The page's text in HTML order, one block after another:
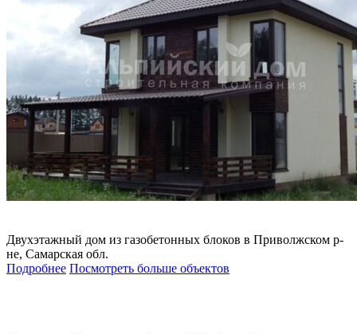
Двухэтажный дом из газобетонных блоков в Приволжском р-
не, Самарская обл.
Подробнее Посмотреть больше объектов